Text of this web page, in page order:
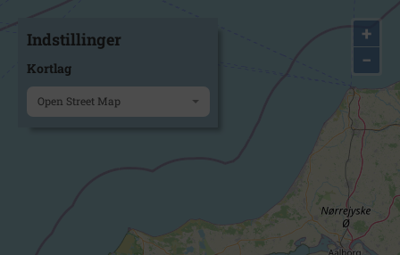
+
−
Indstillinger
Kortlag
Open Street Map